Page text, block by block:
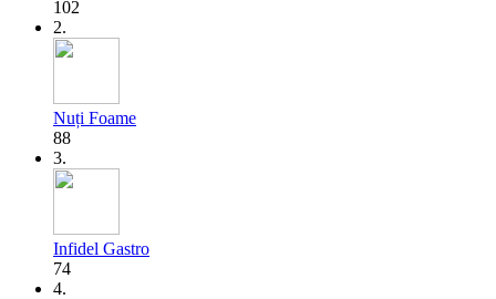
102
2.
Nuți Foame
88
3.
Infidel Gastro
74
4.